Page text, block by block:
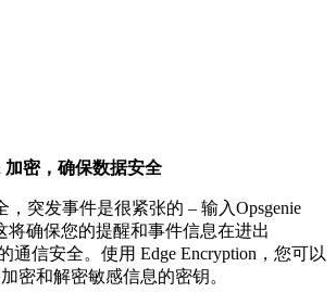
加密，确保数据安全
突发事件是很紧张的 – 输入Opsgenie
将确保您的提醒和事件信息在进出
通信安全。使用 Edge Encryption，您可以
密和解密敏感信息的密钥。